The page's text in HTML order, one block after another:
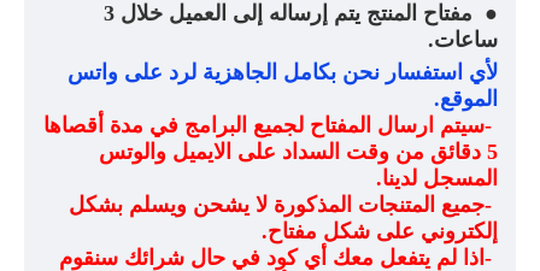
●
مفتاح المنتج يتم إرساله إلى العميل خلال 3
ساعات.
لأي استفسار نحن بكامل الجاهزية لرد على واتس
الموقع.
-سيتم ارسال المفتاح لجميع البرامج في مدة أقصاها
5 دقائق من وقت السداد على الايميل والوتس
المسجل لدينا.
-جميع المتنجات المذكورة لا يشحن ويسلم بشكل
إلكتروني على شكل مفتاح.
- اذا لم يتفعل معك أي كود في حال شرائك سنقوم